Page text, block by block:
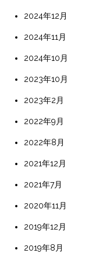
2024年12月
2024年11月
2024年10月
2023年10月
2023年2月
2022年9月
2022年8月
2021年12月
2021年7月
2020年11月
2019年12月
2019年8月